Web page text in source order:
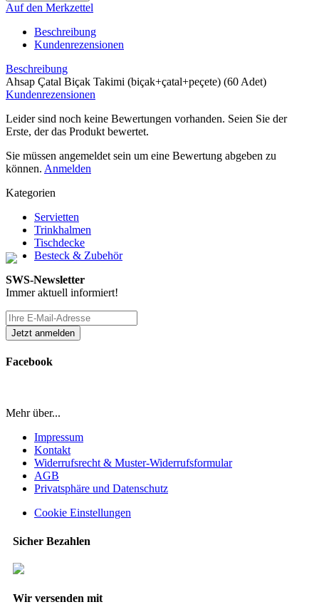
Auf den Merkzettel
Beschreibung
Kundenrezensionen
Beschreibung
Ahsap Çatal Biçak Takimi (biçak+çatal+peçete) (60 Adet)
Kundenrezensionen
Leider sind noch keine Bewertungen vorhanden. Seien Sie der
Erste, der das Produkt bewertet.
Sie müssen angemeldet sein um eine Bewertung abgeben zu
können. Anmelden
Kategorien
Servietten
Trinkhalmen
Tischdecke
Besteck & Zubehör
SWS-Newsletter
Immer aktuell informiert!
Facebook
Mehr über...
Impressum
Kontakt
Widerrufsrecht & Muster-Widerrufsformular
AGB
Privatsphäre und Datenschutz
Cookie Einstellungen
Sicher Bezahlen
Wir versenden mit